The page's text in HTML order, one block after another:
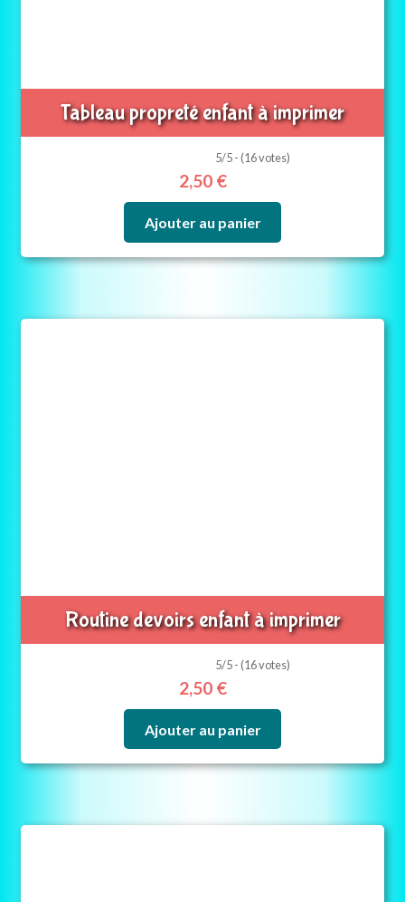
Tableau propreté enfant à imprimer
5/5 - (16 votes)
2,50 €
Ajouter au panier
Routine devoirs enfant à imprimer
5/5 - (16 votes)
2,50 €
Ajouter au panier